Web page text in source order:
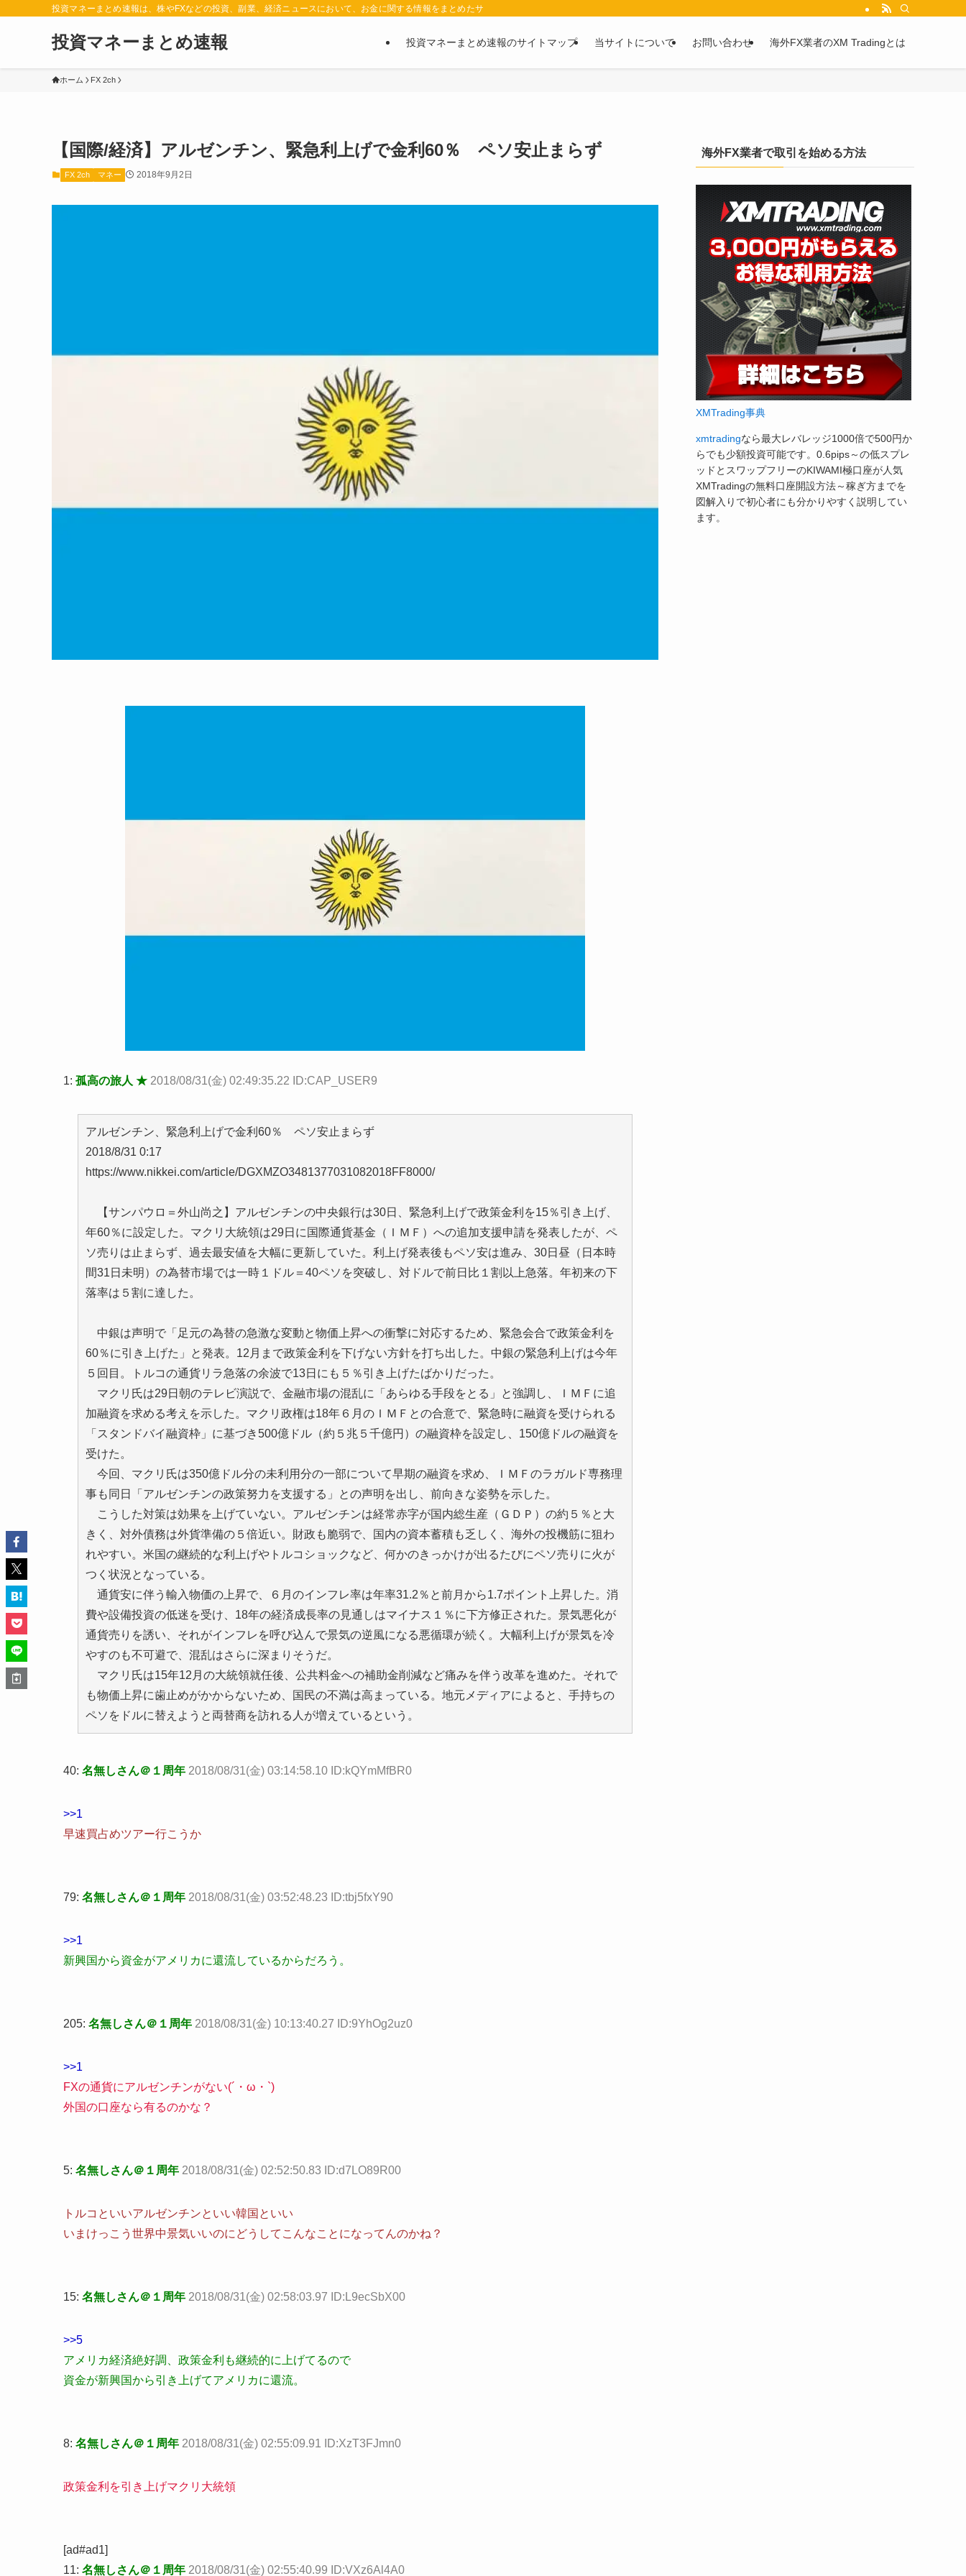
投資マネーまとめ速報は、株やFXなどの投資、副業、経済ニュースにおいて、お金に関する情報をまとめたサイトです。お金に関する情報の口コミや評判を2chや5chからピックアップしています。
投資マネーまとめ速報 投資マネーまとめ速報のサイトマップ 当サイトについて お問い合わせ 海外FX業者のXM Tradingとは
ホーム FX 2ch
【国際/経済】アルゼンチン、緊急利上げで金利60％ ペソ安止まらず
FX 2ch マネー 2018年9月2日
1: 孤高の旅人 ★ 2018/08/31(金) 02:49:35.22 ID:CAP_USER9
アルゼンチン、緊急利上げで金利60％ ペソ安止まらず
2018/8/31 0:17
https://www.nikkei.com/article/DGXMZO3481377031082018FF8000/
【サンパウロ＝外山尚之】アルゼンチンの中央銀行は30日、緊急利上げで政策金利を15％引き上げ、
年60％に設定した。マクリ大統領は29日に国際通貨基金（ＩＭＦ）への追加支援申請を発表したが、ペ
ソ売りは止まらず、過去最安値を大幅に更新していた。利上げ発表後もペソ安は進み、30日昼（日本時
間31日未明）の為替市場では一時１ドル＝40ペソを突破し、対ドルで前日比１割以上急落。年初来の下
落率は５割に達した。
中銀は声明で「足元の為替の急激な変動と物価上昇への衝撃に対応するため、緊急会合で政策金利を
60％に引き上げた」と発表。12月まで政策金利を下げない方針を打ち出した。中銀の緊急利上げは今年
５回目。トルコの通貨リラ急落の余波で13日にも５％引き上げたばかりだった。
マクリ氏は29日朝のテレビ演説で、金融市場の混乱に「あらゆる手段をとる」と強調し、ＩＭＦに追
加融資を求める考えを示した。マクリ政権は18年６月のＩＭＦとの合意で、緊急時に融資を受けられる
「スタンドバイ融資枠」に基づき500億ドル（約５兆５千億円）の融資枠を設定し、150億ドルの融資を
受けた。
今回、マクリ氏は350億ドル分の未利用分の一部について早期の融資を求め、ＩＭＦのラガルド専務理
事も同日「アルゼンチンの政策努力を支援する」との声明を出し、前向きな姿勢を示した。
こうした対策は効果を上げていない。アルゼンチンは経常赤字が国内総生産（ＧＤＰ）の約５％と大
きく、対外債務は外貨準備の５倍近い。財政も脆弱で、国内の資本蓄積も乏しく、海外の投機筋に狙わ
れやすい。米国の継続的な利上げやトルコショックなど、何かのきっかけが出るたびにペソ売りに火が
つく状況となっている。
通貨安に伴う輸入物価の上昇で、６月のインフレ率は年率31.2％と前月から1.7ポイント上昇した。消
費や設備投資の低迷を受け、18年の経済成長率の見通しはマイナス１％に下方修正された。景気悪化が
通貨売りを誘い、それがインフレを呼び込んで景気の逆風になる悪循環が続く。大幅利上げが景気を冷
やすのも不可避で、混乱はさらに深まりそうだ。
マクリ氏は15年12月の大統領就任後、公共料金への補助金削減など痛みを伴う改革を進めた。それで
も物価上昇に歯止めがかからないため、国民の不満は高まっている。地元メディアによると、手持ちの
ペソをドルに替えようと両替商を訪れる人が増えているという。
40: 名無しさん＠１周年 2018/08/31(金) 03:14:58.10 ID:kQYmMfBR0
>>1
早速買占めツアー行こうか
79: 名無しさん＠１周年 2018/08/31(金) 03:52:48.23 ID:tbj5fxY90
>>1
新興国から資金がアメリカに還流しているからだろう。
205: 名無しさん＠１周年 2018/08/31(金) 10:13:40.27 ID:9YhOg2uz0
>>1
FXの通貨にアルゼンチンがない(´・ω・`)
外国の口座なら有るのかな？
5: 名無しさん＠１周年 2018/08/31(金) 02:52:50.83 ID:d7LO89R00
トルコといいアルゼンチンといい韓国といい
いまけっこう世界中景気いいのにどうしてこんなことになってんのかね？
15: 名無しさん＠１周年 2018/08/31(金) 02:58:03.97 ID:L9ecSbX00
>>5
アメリカ経済絶好調、政策金利も継続的に上げてるので
資金が新興国から引き上げてアメリカに還流。
8: 名無しさん＠１周年 2018/08/31(金) 02:55:09.91 ID:XzT3FJmn0
政策金利を引き上げマクリ大統領
[ad#ad1]
11: 名無しさん＠１周年 2018/08/31(金) 02:55:40.99 ID:VXz6Al4A0
海外FX業者で取引を始める方法
XMTrading事典
xmtradingなら最大レバレッジ1000倍で500円か
らでも少額投資可能です。0.6pips～の低スプレ
ッドとスワップフリーのKIWAMI極口座が人気
XMTradingの無料口座開設方法～稼ぎ方までを
図解入りで初心者にも分かりやすく説明してい
ます。